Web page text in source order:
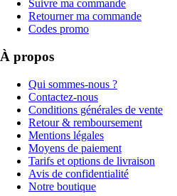
Suivre ma commande
Retourner ma commande
Codes promo
À propos
Qui sommes-nous ?
Contactez-nous
Conditions générales de vente
Retour & remboursement
Mentions légales
Moyens de paiement
Tarifs et options de livraison
Avis de confidentialité
Notre boutique